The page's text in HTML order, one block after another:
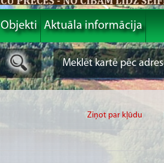
Objekti Aktuāla informācija
Ziņot par kļūdu